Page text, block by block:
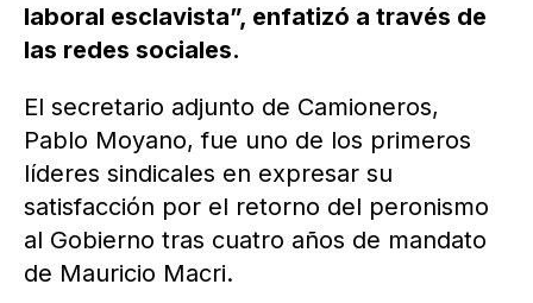
laboral esclavista”, enfatizó a través de
las redes sociales.
El secretario adjunto de Camioneros,
Pablo Moyano, fue uno de los primeros
líderes sindicales en expresar su
satisfacción por el retorno del peronismo
al Gobierno tras cuatro años de mandato
de Mauricio Macri.